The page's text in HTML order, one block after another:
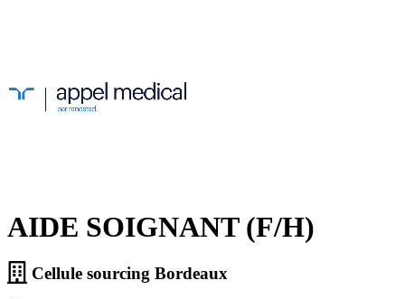
AIDE SOIGNANT (F/H)
Cellule sourcing Bordeaux